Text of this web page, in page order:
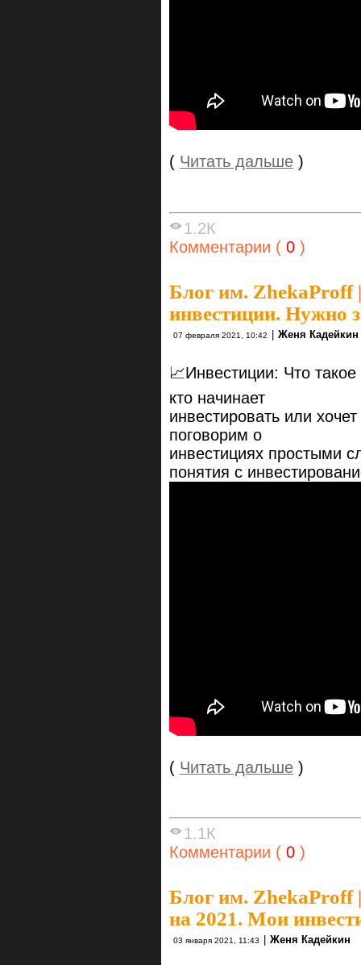
( Читать дальше )
1.2К
Комментарии ( 0 )
Блог им. ZhekaProff|
инвестиции. Нужно
07 февраля 2021, 10:42 | Женя Кадейкин
📈Инвестиции: Что
кто начинает
инвестировать или
поговорим о
инвестициях простыми
понятия с
( Читать дальше )
1.1К
Комментарии ( 0 )
Блог им. ZhekaProff|
на 2021. Мои
03 января 2021, 11:43 Женя Кадейкин